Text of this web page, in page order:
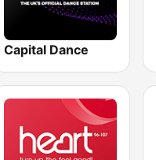
Capital Dance